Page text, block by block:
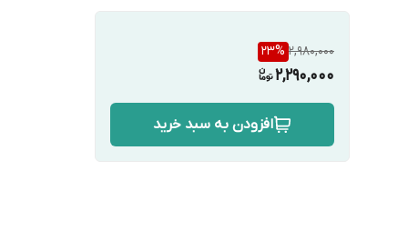
2,980,000
23%
2,290,000
افزودن به سبد خرید